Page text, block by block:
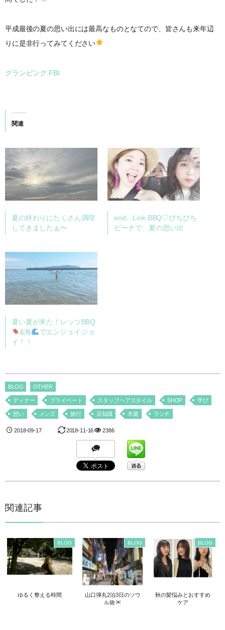
平成最後の夏の思い出には最高なものとなてので、皆さんも来年辺
りに是非行ってみてください
グランピング FBI
関連
夏の終わりにたくさん満喫
してきましたぁ〜
end…Link BBQ♡ぴちぴち
ビーチで、夏の思い出
暑い夏が来た！レッツBBQ
&海
でエンジョイジョ
イ！！
BLOG OTHER
ディナー プライベート スタッフヘアスタイル SHOP 学び
想い メンズ 旅行 豆知識 木庭 ランチ
2018-09-17 2018-11-16 2386
関連記事
BLOG
ゆるく整える時間
BLOG
山口弾丸2泊3日のソウ
ル旅
BLOG
秋の髪悩みとおすすめ
ケア